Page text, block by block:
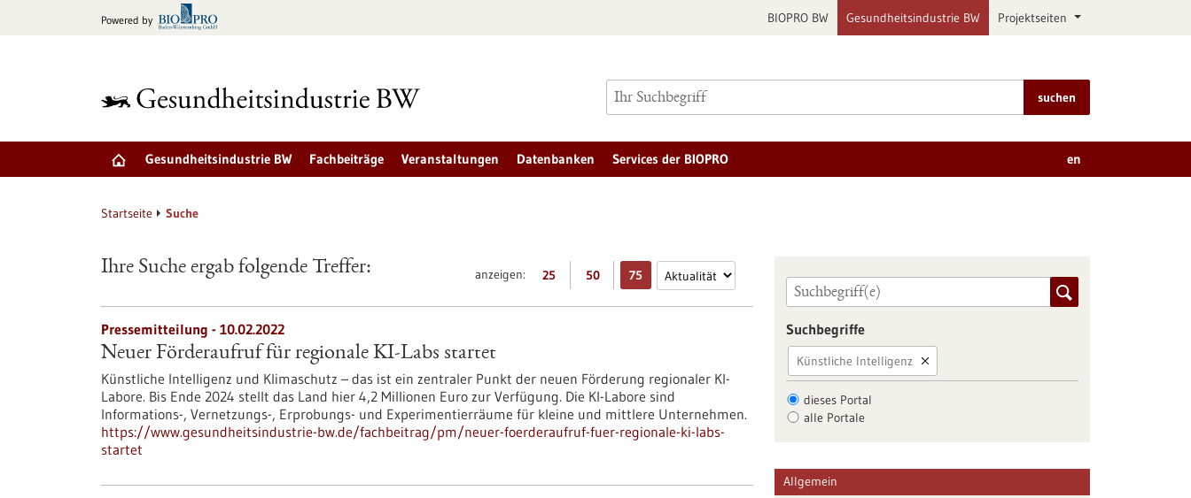
Powered by BIOPRO BW Gesundheitsindustrie BW Projektseiten
suchen
Gesundheitsindustrie BW Fachbeiträge Veranstaltungen Datenbanken Services der BIOPRO en
Startseite Suche
anzeigen: 25 50 75
Ihre Suche ergab folgende Treffer:
Pressemitteilung - 10.02.2022
Neuer Förderaufruf für regionale KI-Labs startet
Künstliche Intelligenz und Klimaschutz – das ist ein zentraler Punkt der neuen Förderung regionaler KI-
Labore. Bis Ende 2024 stellt das Land hier 4,2 Millionen Euro zur Verfügung. Die KI-Labore sind
Informations-, Vernetzungs-, Erprobungs- und Experimentierräume für kleine und mittlere Unternehmen.
https://www.gesundheitsindustrie-bw.de/fachbeitrag/pm/neuer-foerderaufruf-fuer-regionale-ki-labs-
startet
Suchbegriffe
Künstliche Intelligenz
dieses Portal
alle Portale
Allgemein